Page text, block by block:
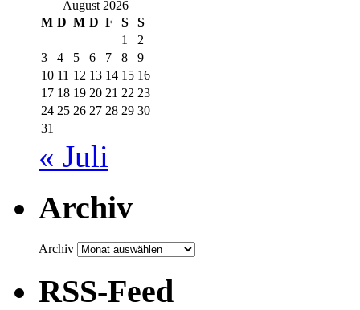
August 2026
M D M D F S
S
1
2
3
4 5 6 7 8
9
10 11 12 13 14 15 16
17 18 19 20 21 22 23
24 25 26 27 28 29 30
31
« Juli
Archiv
Archiv
RSS-Feed